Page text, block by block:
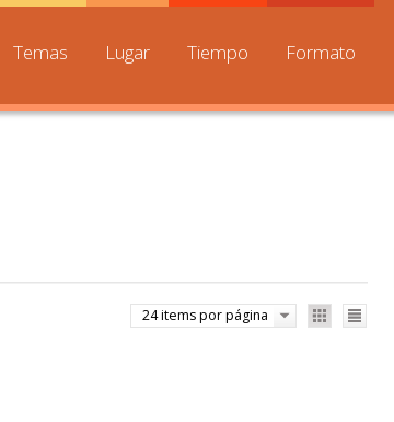
Temas Lugar Tiempo Formato
24 items por página